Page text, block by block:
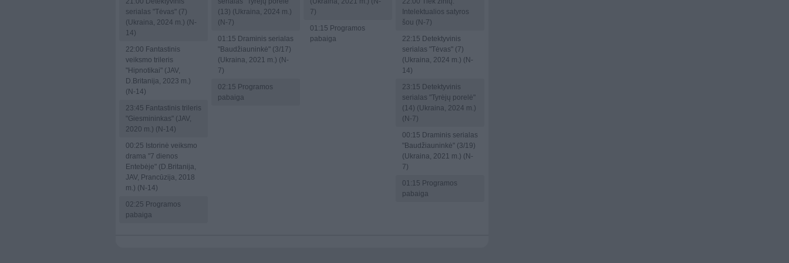
serialas "Tėvas" (7)
(Ukraina, 2024 m.) (N-
14)
22:00 Fantastinis
veiksmo trileris
"Hipnotikai" (JAV,
D.Britanija, 2023 m.)
(N-14)
23:45 Fantastinis trileris
"Giesmininkas" (JAV,
2020 m.) (N-14)
00:25 Istorinė veiksmo
drama "7 dienos
Entebėje" (D.Britanija,
JAV, Prancūzija, 2018
m.) (N-14)
02:25 Programos
pabaiga
(13) (Ukraina, 2024 m.)
(N-7)
01:15 Draminis serialas
"Baudžiauninkė" (3/17)
(Ukraina, 2021 m.) (N-
7)
02:15 Programos
pabaiga
7)
01:15 Programos
pabaiga
Intelektualios satyros
šou (N-7)
22:15 Detektyvinis
serialas "Tėvas" (7)
(Ukraina, 2024 m.) (N-
14)
23:15 Detektyvinis
serialas "Tyrėjų porelė"
(14) (Ukraina, 2024 m.)
(N-7)
00:15 Draminis serialas
"Baudžiauninkė" (3/19)
(Ukraina, 2021 m.) (N-
7)
01:15 Programos
pabaiga